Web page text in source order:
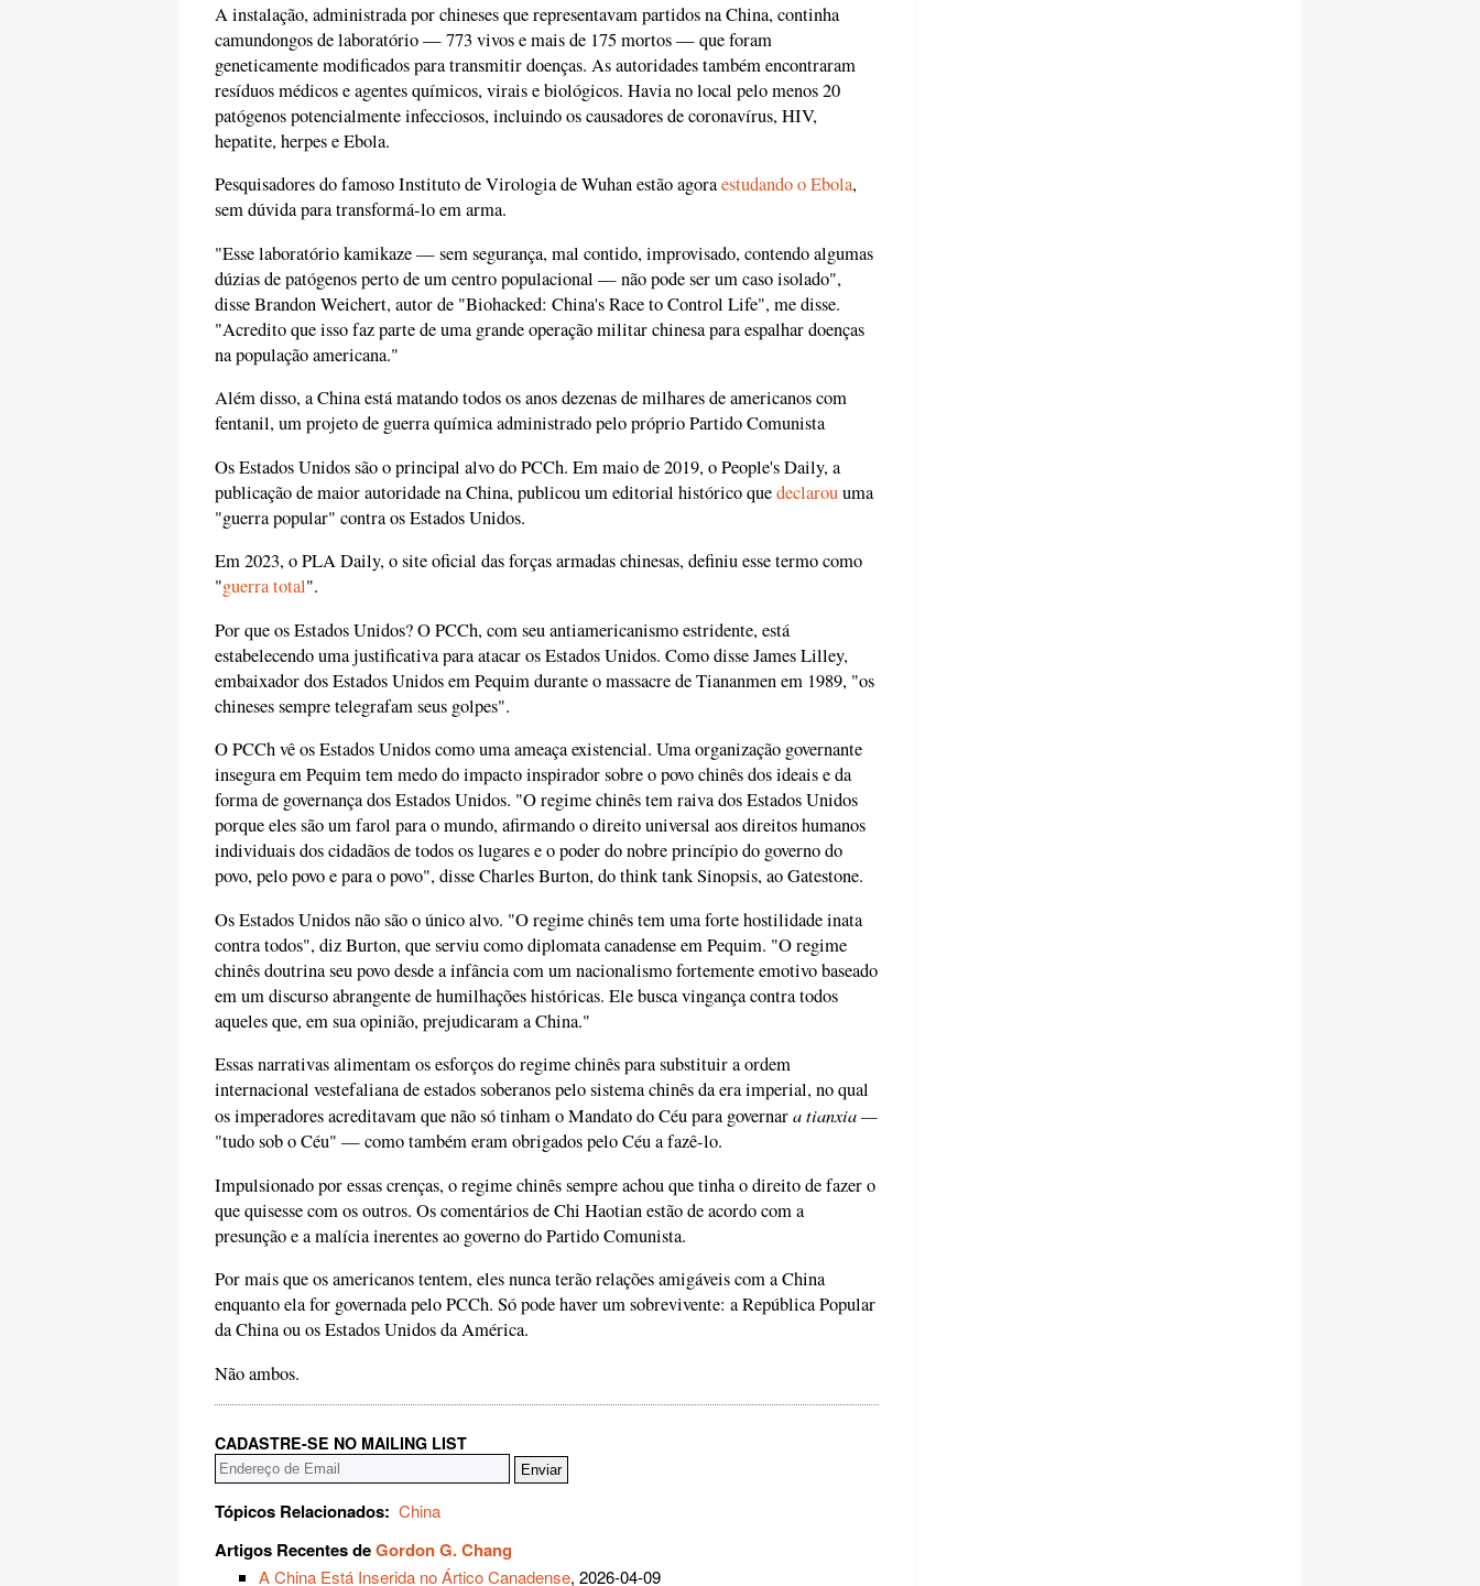
A instalação, administrada por chineses que representavam partidos na China, continha
camundongos de laboratório — 773 vivos e mais de 175 mortos — que foram
geneticamente modificados para transmitir doenças. As autoridades também encontraram
resíduos médicos e agentes químicos, virais e biológicos. Havia no local pelo menos 20
patógenos potencialmente infecciosos, incluindo os causadores de coronavírus, HIV,
hepatite, herpes e Ebola.
Pesquisadores do famoso Instituto de Virologia de Wuhan estão agoraestudando o Ebola,
sem dúvida para transformá-lo em arma.
"Esse laboratório kamikaze — sem segurança, mal contido, improvisado, contendo algumas
dúzias de patógenos perto de um centro populacional — não pode ser um caso isolado",
disse Brandon Weichert, autor de "Biohacked: China's Race to Control Life", me disse.
"Acredito que isso faz parte de uma grande operação militar chinesa para espalhar doenças
na população americana."
Além disso, a China está matando todos os anos dezenas de milhares de americanos com
fentanil, um projeto de guerra química administrado pelo próprio Partido Comunista
Os Estados Unidos são o principal alvo do PCCh. Em maio de 2019, o People's Daily, a
publicação de maior autoridade na China, publicou um editorial histórico quedeclarouuma
"guerra popular" contra os Estados Unidos.
Em 2023, o PLA Daily, o site oficial das forças armadas chinesas, definiu esse termo como
"guerra total".
Por que os Estados Unidos? O PCCh, com seu antiamericanismo estridente, está
estabelecendo uma justificativa para atacar os Estados Unidos. Como disse James Lilley,
embaixador dos Estados Unidos em Pequim durante o massacre de Tiananmen em 1989, "os
chineses sempre telegrafam seus golpes".
O PCCh vê os Estados Unidos como uma ameaça existencial. Uma organização governante
insegura em Pequim tem medo do impacto inspirador sobre o povo chinês dos ideais e da
forma de governança dos Estados Unidos. "O regime chinês tem raiva dos Estados Unidos
porque eles são um farol para o mundo, afirmando o direito universal aos direitos humanos
individuais dos cidadãos de todos os lugares e o poder do nobre princípio do governo do
povo, pelo povo e para o povo", disse Charles Burton, do think tank Sinopsis, ao Gatestone.
Os Estados Unidos não são o único alvo. "O regime chinês tem uma forte hostilidade inata
contra todos", diz Burton, que serviu como diplomata canadense em Pequim. "O regime
chinês doutrina seu povo desde a infância com um nacionalismo fortemente emotivo baseado
em um discurso abrangente de humilhações históricas. Ele busca vingança contra todos
aqueles que, em sua opinião, prejudicaram a China."
Essas narrativas alimentam os esforços do regime chinês para substituir a ordem
internacional vestefaliana de estados soberanos pelo sistema chinês da era imperial, no qual
os imperadores acreditavam que não só tinham o Mandato do Céu para governara tianxia —
"tudo sob o Céu" — como também eram obrigados pelo Céu a fazê-lo.
Impulsionado por essas crenças, o regime chinês sempre achou que tinha o direito de fazer o
que quisesse com os outros. Os comentários de Chi Haotian estão de acordo com a
presunção e a malícia inerentes ao governo do Partido Comunista.
Por mais que os americanos tentem, eles nunca terão relações amigáveis com a China
enquanto ela for governada pelo PCCh. Só pode haver um sobrevivente: a República Popular
da China ou os Estados Unidos da América.
Não ambos.
CADASTRE-SE NO MAILING LIST
Tópicos Relacionados: China
Artigos Recentes deGordon G. Chang
A China Está Inserida no Ártico Canadense, 2026-04-09